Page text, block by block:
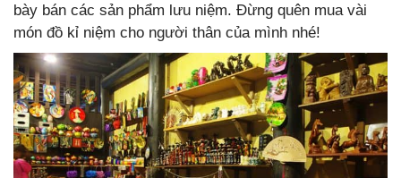
bày bán các sản phẩm lưu niệm. Đừng quên mua vài
món đồ kỉ niệm cho người thân của mình nhé!